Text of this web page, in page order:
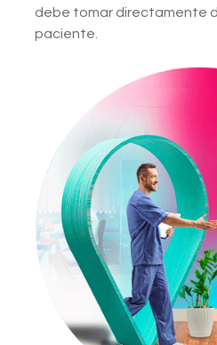
debe tomar directamente
paciente.